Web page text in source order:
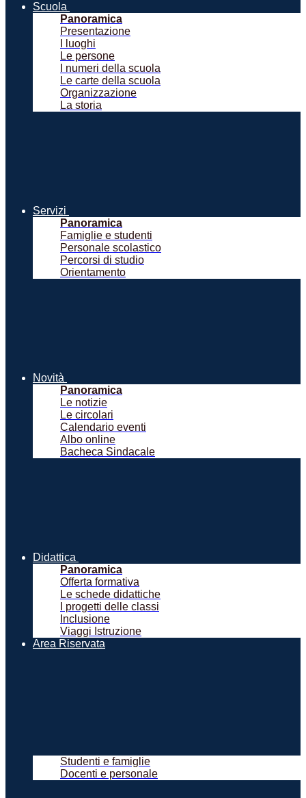
Scuola
Panoramica
Presentazione
I luoghi
Le persone
I numeri della scuola
Le carte della scuola
Organizzazione
La storia
Servizi
Panoramica
Famiglie e studenti
Personale scolastico
Percorsi di studio
Orientamento
Novità
Panoramica
Le notizie
Le circolari
Calendario eventi
Albo online
Bacheca Sindacale
Didattica
Panoramica
Offerta formativa
Le schede didattiche
I progetti delle classi
Inclusione
Viaggi Istruzione
Area Riservata
Studenti e famiglie
Docenti e personale